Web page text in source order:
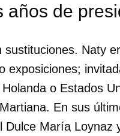
INICIAR SESIÓN
años de
Naty
exposiciones;
o Estados
En sus
Dulce María Loynaz